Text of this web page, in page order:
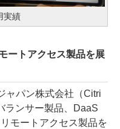
実績
ートアクセス製品を展
ャパン株式会社（Citri
ランサー製品、DaaS
モートアクセス製品を